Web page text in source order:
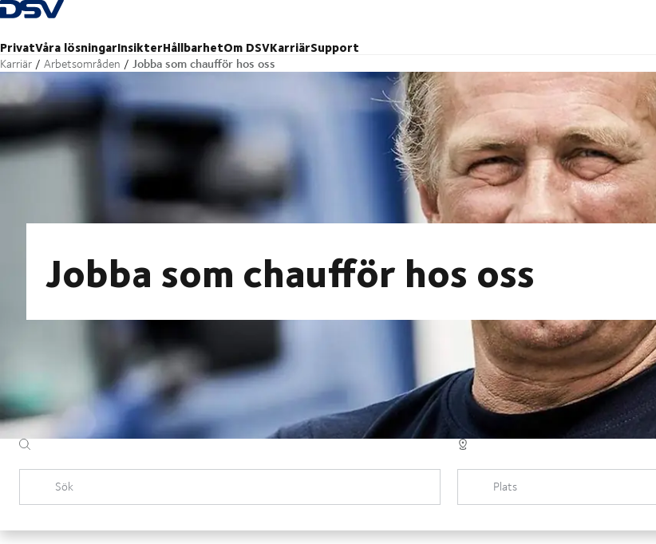
Tillbaka till hemsidan
PrivatVåra lösningarInsikterHållbarhetOm DSVKarriärSupport
Karriär Arbetsområden Jobba som chaufför hos oss
Jobba som chaufför hos oss
Sök Plats